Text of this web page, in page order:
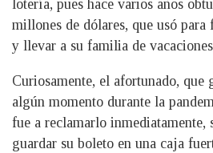
lotería, pues hace varios años
millones de dólares, que usó
y llevar a su familia de
Curiosamente, el afortunado, que
algún momento durante la
fue a reclamarlo inmediatamente,
guardar su boleto en una caja